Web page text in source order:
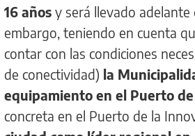
16 años y será llevado
embargo, teniendo en cuenta
contar con las condiciones
de conectividad) la
equipamiento en el Puerto
concreta en el Puerto de la